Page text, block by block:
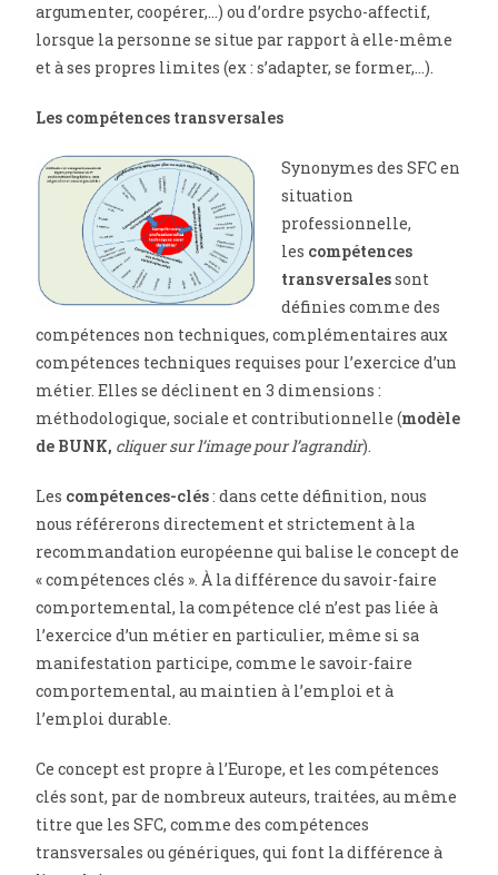
argumenter, coopérer,…) ou d’ordre psycho-affectif,
lorsque la personne se situe par rapport à elle-même
et à ses propres limites (ex : s’adapter, se former,…).
Les compétences transversales
Synonymes des SFC en
situation
professionnelle,
les compétences
transversalessont
définies comme des
compétences non techniques, complémentaires aux
compétences techniques requises pour l’exercice d’un
métier. Elles se déclinent en 3 dimensions :
méthodologique, sociale et contributionnelle (modèle
de BUNK, cliquer sur l’image pour l’agrandir).
Les compétences-clés: dans cette définition, nous
nous référerons directement et strictement à la
recommandation européenne qui balise le concept de
« compétences clés ». À la différence du savoir-faire
comportemental, la compétence clé n’est pas liée à
l’exercice d’un métier en particulier, même si sa
manifestation participe, comme le savoir-faire
comportemental, au maintien à l’emploi et à
l’emploi durable.
Ce concept est propre à l’Europe, et les compétences
clés sont, par de nombreux auteurs, traitées, au même
titre que les SFC, comme des compétences
transversales ou génériques, qui font la différence à